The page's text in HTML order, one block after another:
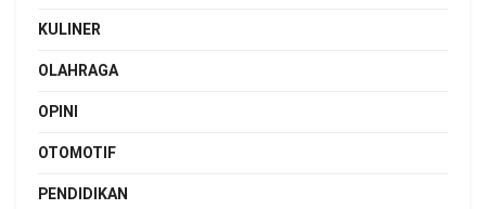
KULINER
OLAHRAGA
OPINI
OTOMOTIF
PENDIDIKAN